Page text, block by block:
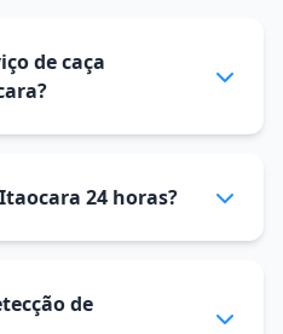
de caça
24 horas?
de